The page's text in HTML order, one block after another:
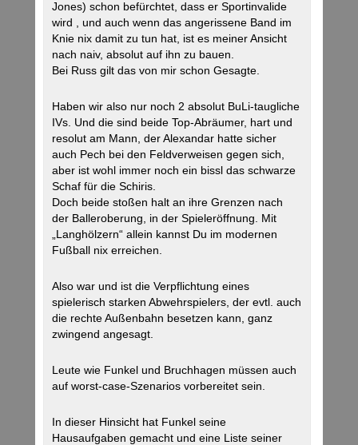
Jones) schon befürchtet, dass er Sportinvalide
wird , und auch wenn das angerissene Band im
Knie nix damit zu tun hat, ist es meiner Ansicht
nach naiv, absolut auf ihn zu bauen.
Bei Russ gilt das von mir schon Gesagte.
Haben wir also nur noch 2 absolut BuLi-taugliche
IVs. Und die sind beide Top-Abräumer, hart und
resolut am Mann, der Alexandar hatte sicher
auch Pech bei den Feldverweisen gegen sich,
aber ist wohl immer noch ein bissl das schwarze
Schaf für die Schiris.
Doch beide stoßen halt an ihre Grenzen nach
der Balleroberung, in der Spieleröffnung. Mit
„Langhölzern“ allein kannst Du im modernen
Fußball nix erreichen.
Also war und ist die Verpflichtung eines
spielerisch starken Abwehrspielers, der evtl. auch
die rechte Außenbahn besetzen kann, ganz
zwingend angesagt.
Leute wie Funkel und Bruchhagen müssen auch
auf worst-case-Szenarios vorbereitet sein.
In dieser Hinsicht hat Funkel seine
Hausaufgaben gemacht und eine Liste seiner